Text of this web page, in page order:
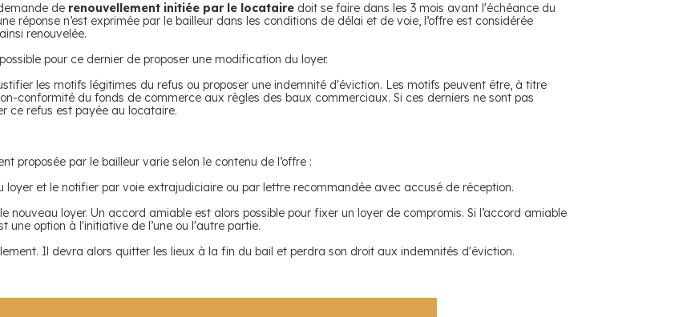
de renouvellement initiée par le locataire doit se faire dans les 3 mois avant l'échéance du
réponse n’est exprimée par le bailleur dans les conditions de délai et de voie, l’offre est considérée
renouvelée.
pour ce dernier de proposer une modification du loyer.
les motifs légitimes du refus ou proposer une indemnité d'éviction. Les motifs peuvent être, à titre
conformité du fonds de commerce aux règles des baux commerciaux. Si ces derniers ne sont pas
ce refus est payée au locataire.
proposée par le bailleur varie selon le contenu de l’offre :
et le notifier par voie extrajudiciaire ou par lettre recommandée avec accusé de réception.
nouveau loyer. Un accord amiable est alors possible pour fixer un loyer de compromis. Si l’accord amiable
une option à l'initiative de l’une ou l'autre partie.
Il devra alors quitter les lieux à la fin du bail et perdra son droit aux indemnités d'éviction.